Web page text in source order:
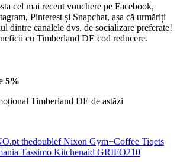
cel mai recent vouchere pe Facebook,
Pinterest și Snapchat, așa că urmăriți
dintre canalele dvs. de socializare preferate!
cu Timberland DE cod reducere.
5%
Timberland DE de astăzi
thedoublefNixon Gym+Coffee Tiqets
Tassimo Kitchenaid GRIFO210